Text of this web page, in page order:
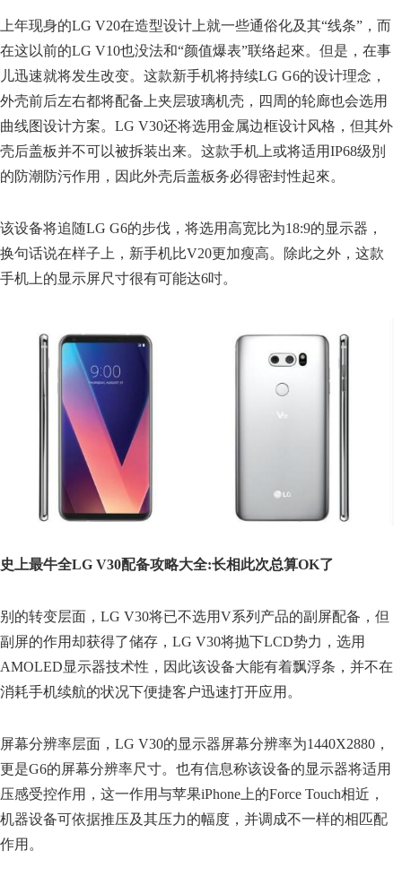
上年现身的LG V20在造型设计上就一些通俗化及其“线条”，而
在这以前的LG V10也没法和“颜值爆表”联络起來。但是，在事
儿迅速就将发生改变。这款新手机将持续LG G6的设计理念，
外壳前后左右都将配备上夹层玻璃机壳，四周的轮廊也会选用
曲线图设计方案。LG V30还将选用金属边框设计风格，但其外
壳后盖板并不可以被拆装出来。这款手机上或将适用IP68级別
的防潮防污作用，因此外壳后盖板务必得密封性起來。
该设备将追随LG G6的步伐，将选用高宽比为18:9的显示器，
换句话说在样子上，新手机比V20更加瘦高。除此之外，这款
手机上的显示屏尺寸很有可能达6吋。
史上最牛全LG V30配备攻略大全:长相此次总算OK了
别的转变层面，LG V30将已不选用V系列产品的副屏配备，但
副屏的作用却获得了储存，LG V30将抛下LCD势力，选用
AMOLED显示器技术性，因此该设备大能有着飘浮条，并不在
消耗手机续航的状况下便捷客户迅速打开应用。
屏幕分辨率层面，LG V30的显示器屏幕分辨率为1440X2880，
更是G6的屏幕分辨率尺寸。也有信息称该设备的显示器将适用
压感受控作用，这一作用与苹果iPhone上的Force Touch相近，
机器设备可依据推压及其压力的幅度，并调成不一样的相匹配
作用。